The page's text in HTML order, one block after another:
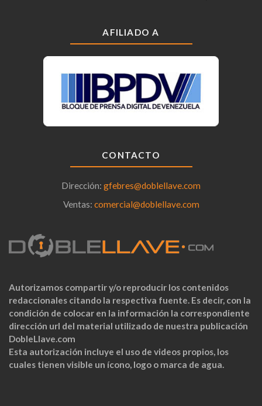
AFILIADO A
CONTACTO
Dirección: gfebres@doblellave.com
Ventas: comercial@doblellave.com
Autorizamos compartir y/o reproducir los contenidos
redaccionales citando la respectiva fuente. Es decir, con la
condición de colocar en la información la correspondiente
dirección url del material utilizado de nuestra publicación
DobleLlave.com
Esta autorización incluye el uso de videos propios, los
cuales tienen visible un ícono, logo o marca de agua.